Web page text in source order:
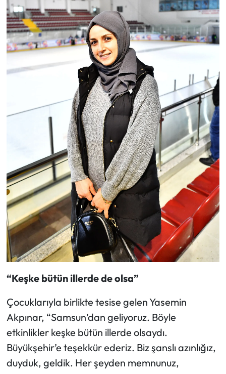
“Keşke bütün illerde de olsa”
Çocuklarıyla birlikte tesise gelen Yasemin
Akpınar, “Samsun’dan geliyoruz. Böyle
etkinlikler keşke bütün illerde olsaydı.
Büyükşehir’e teşekkür ederiz. Biz şanslı azınlığız,
duyduk, geldik. Her şeyden memnunuz,